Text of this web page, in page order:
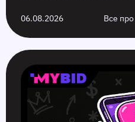
06.08.2026 Все